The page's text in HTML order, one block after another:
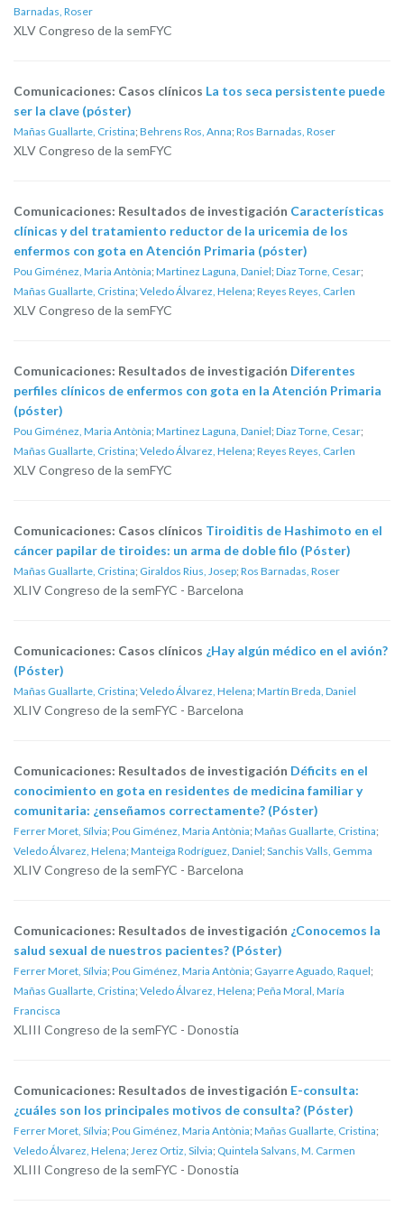
Barnadas, Roser
XLV Congreso de la semFYC
Comunicaciones: Casos clínicos La tos seca persistente puede
ser la clave (póster)
Mañas Guallarte, Cristina; Behrens Ros, Anna; Ros Barnadas, Roser
XLV Congreso de la semFYC
Comunicaciones: Resultados de investigación Características
clínicas y del tratamiento reductor de la uricemia de los
enfermos con gota en Atención Primaria (póster)
Pou Giménez, Maria Antònia; Martinez Laguna, Daniel; Diaz Torne, Cesar;
Mañas Guallarte, Cristina; Veledo Álvarez, Helena; Reyes Reyes, Carlen
XLV Congreso de la semFYC
Comunicaciones: Resultados de investigación Diferentes
perfiles clínicos de enfermos con gota en la Atención Primaria
(póster)
Pou Giménez, Maria Antònia; Martinez Laguna, Daniel; Diaz Torne, Cesar;
Mañas Guallarte, Cristina; Veledo Álvarez, Helena; Reyes Reyes, Carlen
XLV Congreso de la semFYC
Comunicaciones: Casos clínicos Tiroiditis de Hashimoto en el
cáncer papilar de tiroides: un arma de doble filo (Póster)
Mañas Guallarte, Cristina; Giraldos Rius, Josep; Ros Barnadas, Roser
XLIV Congreso de la semFYC - Barcelona
Comunicaciones: Casos clínicos ¿Hay algún médico en el avión?
(Póster)
Mañas Guallarte, Cristina; Veledo Álvarez, Helena; Martín Breda, Daniel
XLIV Congreso de la semFYC - Barcelona
Comunicaciones: Resultados de investigación Déficits en el
conocimiento en gota en residentes de medicina familiar y
comunitaria: ¿enseñamos correctamente? (Póster)
Ferrer Moret, Sílvia; Pou Giménez, Maria Antònia; Mañas Guallarte, Cristina;
Veledo Álvarez, Helena; Manteiga Rodríguez, Daniel; Sanchis Valls, Gemma
XLIV Congreso de la semFYC - Barcelona
Comunicaciones: Resultados de investigación ¿Conocemos la
salud sexual de nuestros pacientes? (Póster)
Ferrer Moret, Sílvia; Pou Giménez, Maria Antònia; Gayarre Aguado, Raquel;
Mañas Guallarte, Cristina; Veledo Álvarez, Helena; Peña Moral, María
Francisca
XLIII Congreso de la semFYC - Donostia
Comunicaciones: Resultados de investigación E-consulta:
¿cuáles son los principales motivos de consulta? (Póster)
Ferrer Moret, Sílvia; Pou Giménez, Maria Antònia; Mañas Guallarte, Cristina;
Veledo Álvarez, Helena; Jerez Ortiz, Silvia; Quintela Salvans, M. Carmen
XLIII Congreso de la semFYC - Donostia